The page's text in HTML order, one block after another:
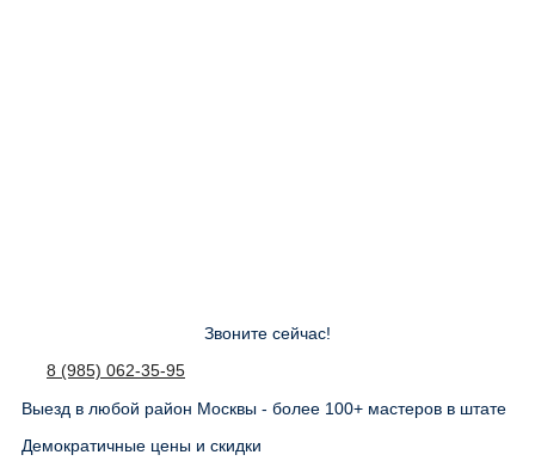
Звоните сейчас!
8 (985) 062-35-95
Выезд в любой район Москвы - более 100+ мастеров в штате
Демократичные цены и скидки